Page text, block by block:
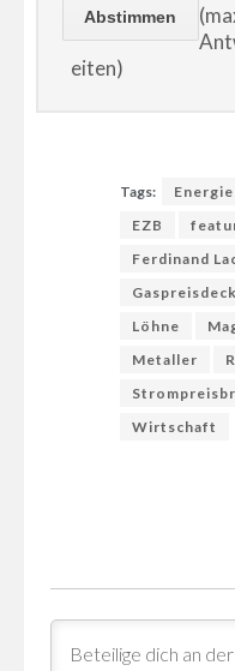
eiten)
Tags: Energie
EZB
Ferdinand
Löhne
Metaller
Wirtschaft